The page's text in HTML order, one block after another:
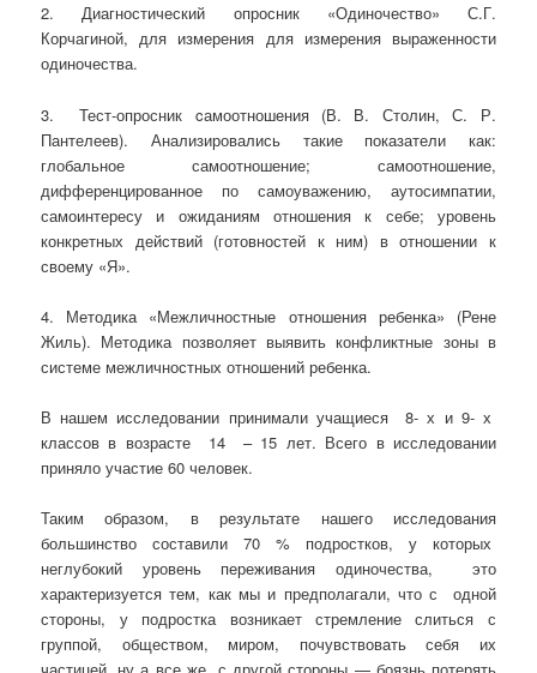
2. Диагностический опросник «Одиночество» С.Г.
Корчагиной, для измерения для измерения выраженности
одиночества.
3. Тест-опросник cамоотношения (В. В. Столин, С. Р.
Пантелеев). Анализировались такие показатели как:
глобальное самоотношение; самоотношение,
дифференцированное по самоуважению, аутосимпатии,
самоинтересу и ожиданиям отношения к себе; уровень
конкретных действий (готовностей к ним) в отношении к
своему «Я».
4. Методика «Межличностные отношения ребенка» (Рене
Жиль). Методика позволяет выявить конфликтные зоны в
системе межличностных отношений ребенка.
В нашем исследовании принимали учащиеся 8- х и 9- х
классов в возрасте 14 – 15 лет. Всего в исследовании
приняло участие 60 человек.
Таким образом, в результате нашего исследования
большинство составили 70 % подростков, у которых
неглубокий уровень переживания одиночества, это
характеризуется тем, как мы и предполагали, что с одной
стороны, у подростка возникает стремление слиться с
группой, обществом, миром, почувствовать себя их